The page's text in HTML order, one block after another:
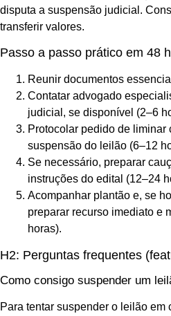
disputa a suspensão judicial.
transferir valores.
Passo a passo prático em 48
Reunir documentos
Contatar advogado
judicial, se disponível (2–6
Protocolar pedido de liminar
suspensão do leilão (6–12
Se necessário, preparar
instruções do edital (12–24
Acompanhar plantão e, se
preparar recurso imediato e
horas).
H2: Perguntas frequentes
Como consigo suspender um
Para tentar suspender o leilão em